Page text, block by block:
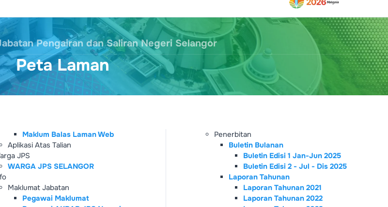
Pengairan dan Saliran Negeri Selangor
Peta Laman
Maklum Balas Laman Web
Aplikasi Atas Talian
JPS
WARGA JPS SELANGOR
Maklumat Jabatan
Pegawai Maklumat
Penerbitan
Buletin Bulanan
Buletin Edisi 1 Jan-Jun 2025
Buletin Edisi 2 - Jul - Dis 2025
Laporan Tahunan
Laporan Tahunan 2021
Laporan Tahunan 2022